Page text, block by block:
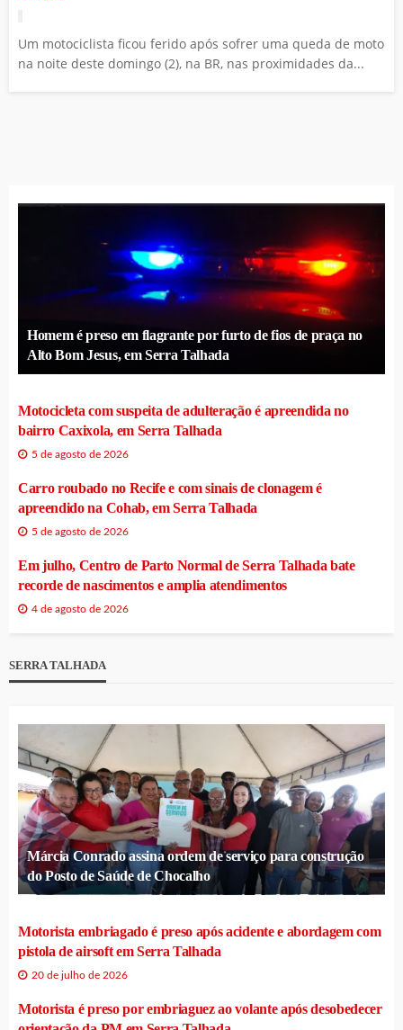
Um motociclista ficou ferido após sofrer uma queda de moto
na noite deste domingo (2), na BR, nas proximidades da...
Homem é preso em flagrante por furto de fios de praça no
Alto Bom Jesus, em Serra Talhada
Motocicleta com suspeita de adulteração é apreendida no
bairro Caxixola, em Serra Talhada
5 de agosto de 2026
Carro roubado no Recife e com sinais de clonagem é
apreendido na Cohab, em Serra Talhada
5 de agosto de 2026
Em julho, Centro de Parto Normal de Serra Talhada bate
recorde de nascimentos e amplia atendimentos
4 de agosto de 2026
SERRA TALHADA
Márcia Conrado assina ordem de serviço para construção
do Posto de Saúde de Chocalho
Motorista embriagado é preso após acidente e abordagem com
pistola de airsoft em Serra Talhada
20 de julho de 2026
Motorista é preso por embriaguez ao volante após desobedecer